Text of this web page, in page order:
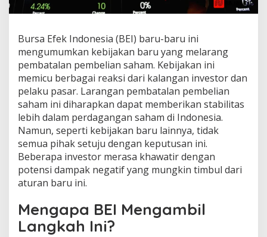
Bursa Efek Indonesia (BEI) baru-baru ini
mengumumkan kebijakan baru yang melarang
pembatalan pembelian saham. Kebijakan ini
memicu berbagai reaksi dari kalangan investor dan
pelaku pasar. Larangan pembatalan pembelian
saham ini diharapkan dapat memberikan stabilitas
lebih dalam perdagangan saham di Indonesia.
Namun, seperti kebijakan baru lainnya, tidak
semua pihak setuju dengan keputusan ini.
Beberapa investor merasa khawatir dengan
potensi dampak negatif yang mungkin timbul dari
aturan baru ini.
Mengapa BEI Mengambil
Langkah Ini?